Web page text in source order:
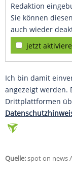
Redaktion
Sie können
auch wieder
jetzt
Ich bin damit
angezeigt werden.
Drittplattformen
Quelle:spot on news